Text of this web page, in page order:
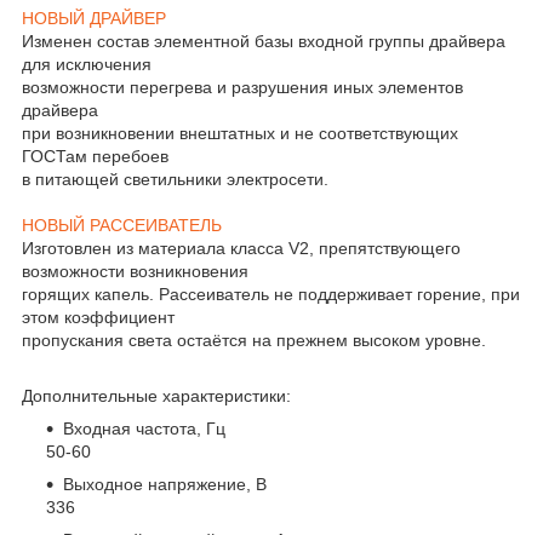
НОВЫЙ ДРАЙВЕР
Изменен состав элементной базы входной группы драйвера
для исключения
возможности перегрева и разрушения иных элементов
драйвера
при возникновении внештатных и не соответствующих
ГОСТам перебоев
в питающей светильники электросети.
НОВЫЙ РАССЕИВАТЕЛЬ
Изготовлен из материала класса V2, препятствующего
возможности возникновения
горящих капель. Рассеиватель не поддерживает горение, при
этом коэффициент
пропускания света остаётся на прежнем высоком уровне.
Дополнительные характеристики:
Входная частота, Гц
50-60
Выходное напряжение, В
336